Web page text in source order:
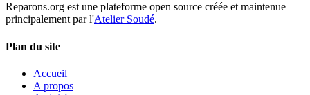
Reparons.org est une plateforme open source créée et maintenue
principalement par l'Atelier Soudé.
Plan du site
Accueil
A propos